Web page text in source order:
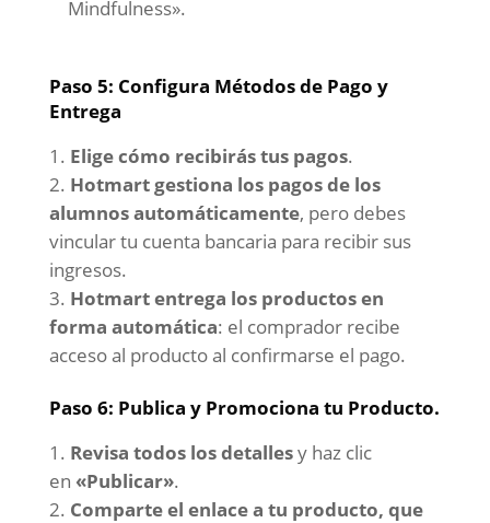
Mindfulness».
Paso 5: Configura Métodos de Pago y
Entrega
Elige cómo recibirás tus pagos.
Hotmart gestiona los pagos de los
alumnos automáticamente, pero debes
vincular tu cuenta bancaria para recibir sus
ingresos.
Hotmart entrega los productos en
forma automática: el comprador recibe
acceso al producto al confirmarse el pago.
Paso 6: Publica y Promociona tu Producto.
Revisa todos los detallesy haz clic
en «Publicar».
Comparte el enlace a tu producto, que